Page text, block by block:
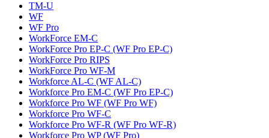
TM-U
WF
WF Pro
WorkForce EM-C
WorkForce Pro EP-C (WF Pro EP-C)
WorkForce Pro RIPS
WorkForce Pro WF-M
Workforce AL-C (WF AL-C)
Workforce Pro EM-C (WF Pro EP-C)
Workforce Pro WF (WF Pro WF)
Workforce Pro WF-C
Workforce Pro WF-R (WF Pro WF-R)
Workforce Pro WP (WF Pro)